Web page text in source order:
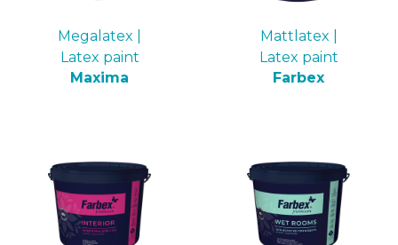
Megalatex |
Latex paint
Maxima
Mattlatex |
Latex paint
Farbex